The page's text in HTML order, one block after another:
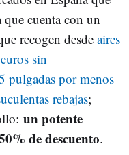
cuenta con un
recogen desde aires
sin
pulgadas por menos
rebajas;
un potente
de descuento.